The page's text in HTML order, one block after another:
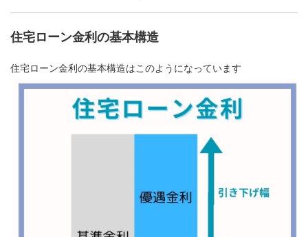
住宅ローン金利の基本構造
住宅ローン金利の基本構造はこのようになっています